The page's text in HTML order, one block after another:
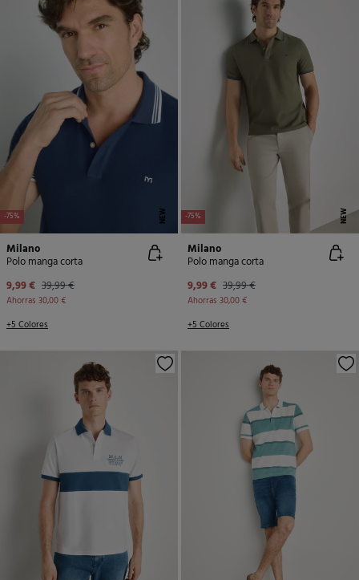
-75% NEW
Milano
Polo manga corta
9,99 € 39,99 €
Ahorras 30,00 €
+5 Colores
-75% NEW
Milano
Polo manga corta
9,99 € 39,99 €
Ahorras 30,00 €
+5 Colores